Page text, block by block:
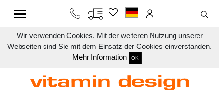
Wir verwenden Cookies. Mit der weiteren Nutzung unserer
Webseiten sind Sie mit dem Einsatz der Cookies einverstanden.
Mehr Information
OK